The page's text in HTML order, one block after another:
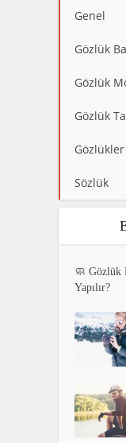
Genel
Gözlük
Gözlük
Gözlük
Gözlükler
Sözlük
🧼 Gözlük
Yapılır?